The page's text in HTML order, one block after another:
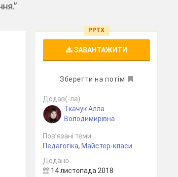
PPTX
ЗАВАНТАЖИТИ
Зберегти на потім
Додав(-ла)
Ткачук Алла
Володимирівна
Пов’язані теми
Педагогіка, Майстер-класи
Додано
14 листопада 2018